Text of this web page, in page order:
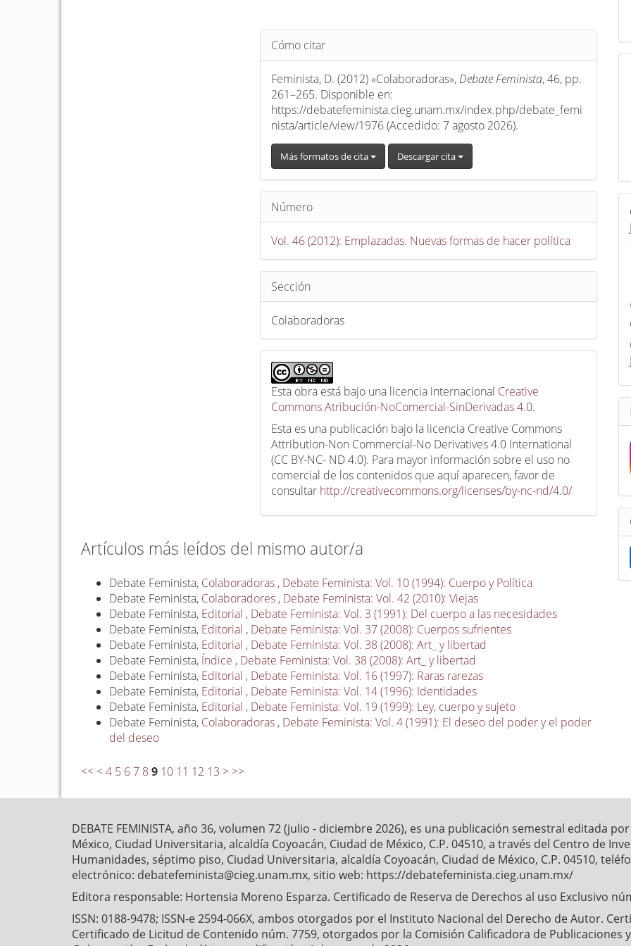
Detalles
del
artículo
Cómo citar
Feminista, D. (2012) «Colaboradoras», Debate Feminista, 46, pp.
261–265. Disponible en:
https://debatefeminista.cieg.unam.mx/index.php/debate_femi
nista/article/view/1976 (Accedido: 7 agosto 2026).
Más formatos de cita Descargar cita
Número
Vol. 46 (2012): Emplazadas. Nuevas formas de hacer política
Sección
Colaboradoras
Esta obra está bajo una licencia internacional Creative
Commons Atribución-NoComercial-SinDerivadas 4.0.
Esta es una publicación bajo la licencia Creative Commons
Attribution-Non Commercial-No Derivatives 4.0 International
(CC BY-NC- ND 4.0). Para mayor información sobre el uso no
comercial de los contenidos que aquí aparecen, favor de
consultar http://creativecommons.org/licenses/by-nc-nd/4.0/
Artículos más leídos del mismo autor/a
Debate Feminista, Colaboradoras , Debate Feminista: Vol. 10 (1994): Cuerpo y Política
Debate Feminista, Colaboradores , Debate Feminista: Vol. 42 (2010): Viejas
Debate Feminista, Editorial , Debate Feminista: Vol. 3 (1991): Del cuerpo a las necesidades
Debate Feminista, Editorial , Debate Feminista: Vol. 37 (2008): Cuerpos sufrientes
Debate Feminista, Editorial , Debate Feminista: Vol. 38 (2008): Art_ y libertad
Debate Feminista, Índice , Debate Feminista: Vol. 38 (2008): Art_ y libertad
Debate Feminista, Editorial , Debate Feminista: Vol. 16 (1997): Raras rarezas
Debate Feminista, Editorial , Debate Feminista: Vol. 14 (1996): Identidades
Debate Feminista, Editorial , Debate Feminista: Vol. 19 (1999): Ley, cuerpo y sujeto
Debate Feminista, Colaboradoras , Debate Feminista: Vol. 4 (1991): El deseo del poder y el poder
del deseo
<< < 4 5 6 7 8 9 10 11 12 13 > >>
t
i
DEBATE FEMINISTA, año 36, volumen 72 (julio - diciembre 2026), es una publicación semestral editada
México, Ciudad Universitaria, alcaldía Coyoacán, Ciudad de México, C.P. 04510, a través del Centro de
Humanidades, séptimo piso, Ciudad Universitaria, alcaldía Coyoacán, Ciudad de México, C.P. 04510,
electrónico: debatefeminista@cieg.unam.mx, sitio web: https://debatefeminista.cieg.unam.mx/
Editora responsable: Hortensia Moreno Esparza. Certificado de Reserva de Derechos al uso Exclusivo
ISSN: 0188-9478; ISSN-e 2594-066X, ambos otorgados por el Instituto Nacional del Derecho de Autor.
Certificado de Licitud de Contenido núm. 7759, otorgados por la Comisión Calificadora de Publicaciones